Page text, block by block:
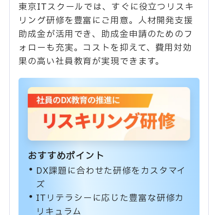
東京ITスクールでは、すぐに役立つリスキ
リング研修を豊富にご用意。人材開発支援
助成金が活用でき、助成金申請のためのフ
ォローも充実。コストを抑えて、費用対効
果の高い社員教育が実現できます。
おすすめポイント
DX課題に合わせた研修をカスタマイ
ズ
ITリテラシーに応じた豊富な研修カ
リキュラム